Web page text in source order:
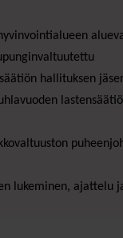
hallituksen
lukeminen, ajattelu